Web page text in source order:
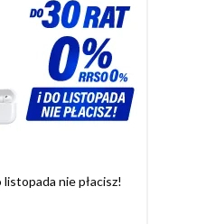
nie płacisz!